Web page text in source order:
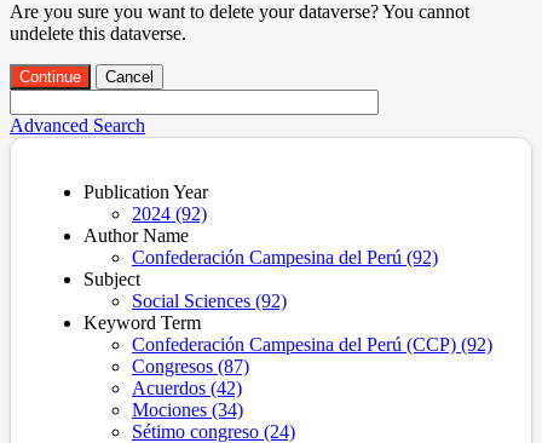
Are you sure you want to delete your dataverse? You cannot
undelete this dataverse.
Continue Cancel
Advanced Search
Publication Year
2024 (92)
Author Name
Confederación Campesina del Perú (92)
Subject
Social Sciences (92)
Keyword Term
Confederación Campesina del Perú (CCP) (92)
Congresos (87)
Acuerdos (42)
Mociones (34)
Sétimo congreso (24)